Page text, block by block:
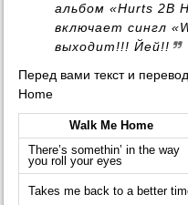
альбом «Hurts 2B
включает сингл
выходит!!! Йей!!
Перед вами текст и
Home
Walk Me Home
There’s somethin’ in the way
you roll your eyes
Takes me back to a better